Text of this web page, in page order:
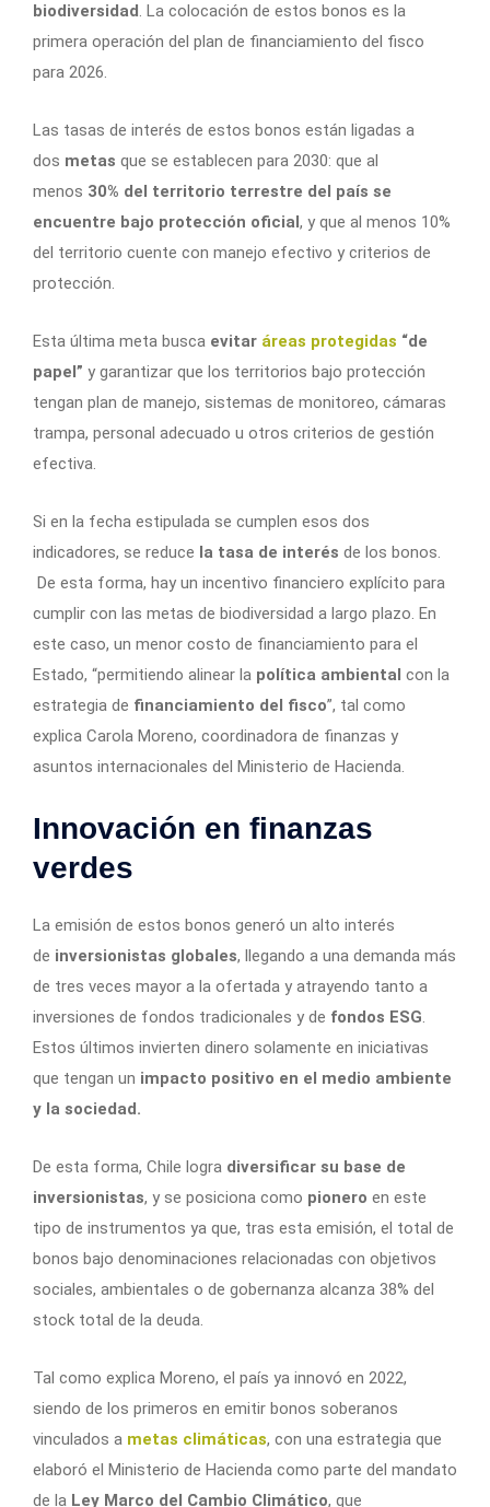
biodiversidad. La colocación de estos bonos es la
primera operación del plan de financiamiento del fisco
para 2026.
Las tasas de interés de estos bonos están ligadas a
dos metas que se establecen para 2030: que al
menos 30% del territorio terrestre del país se
encuentre bajo protección oficial, y que al menos 10%
del territorio cuente con manejo efectivo y criterios de
protección.
Esta última meta busca evitar áreas protegidas “de
papel” y garantizar que los territorios bajo protección
tengan plan de manejo, sistemas de monitoreo, cámaras
trampa, personal adecuado u otros criterios de gestión
efectiva.
Si en la fecha estipulada se cumplen esos dos
indicadores, se reduce la tasa de interés de los bonos.
De esta forma, hay un incentivo financiero explícito para
cumplir con las metas de biodiversidad a largo plazo. En
este caso, un menor costo de financiamiento para el
Estado, “permitiendo alinear la política ambiental con la
estrategia de financiamiento del fisco”, tal como
explica Carola Moreno, coordinadora de finanzas y
asuntos internacionales del Ministerio de Hacienda.
Innovación en finanzas
verdes
La emisión de estos bonos generó un alto interés
de inversionistas globales, llegando a una demanda más
de tres veces mayor a la ofertada y atrayendo tanto a
inversiones de fondos tradicionales y de fondos ESG.
Estos últimos invierten dinero solamente en iniciativas
que tengan un impacto positivo en el medio ambiente
y la sociedad.
De esta forma, Chile logra diversificar su base de
inversionistas, y se posiciona como pionero en este
tipo de instrumentos ya que, tras esta emisión, el total de
bonos bajo denominaciones relacionadas con objetivos
sociales, ambientales o de gobernanza alcanza 38% del
stock total de la deuda.
Tal como explica Moreno, el país ya innovó en 2022,
siendo de los primeros en emitir bonos soberanos
vinculados a metas climáticas, con una estrategia que
elaboró el Ministerio de Hacienda como parte del mandato
de la Ley Marco del Cambio Climático, que